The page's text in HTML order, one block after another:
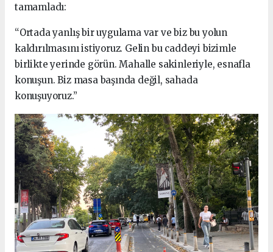
tamamladı:
“Ortada yanlış bir uygulama var ve biz bu yolun
kaldırılmasını istiyoruz. Gelin bu caddeyi bizimle
birlikte yerinde görün. Mahalle sakinleriyle, esnafla
konuşun. Biz masa başında değil, sahada
konuşuyoruz.”